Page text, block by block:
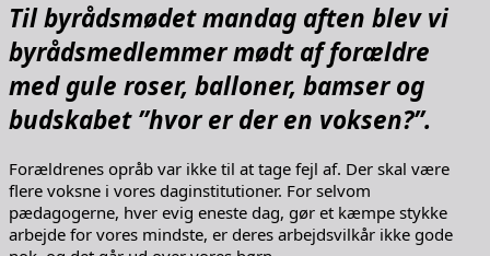
Til byrådsmødet mandag aften blev vi
byrådsmedlemmer mødt af forældre
med gule roser, balloner, bamser og
budskabet ”hvor er der en voksen?”.
Forældrenes opråb var ikke til at tage fejl af. Der skal være
flere voksne i vores daginstitutioner. For selvom
pædagogerne, hver evig eneste dag, gør et kæmpe stykke
arbejde for vores mindste, er deres arbejdsvilkår ikke gode